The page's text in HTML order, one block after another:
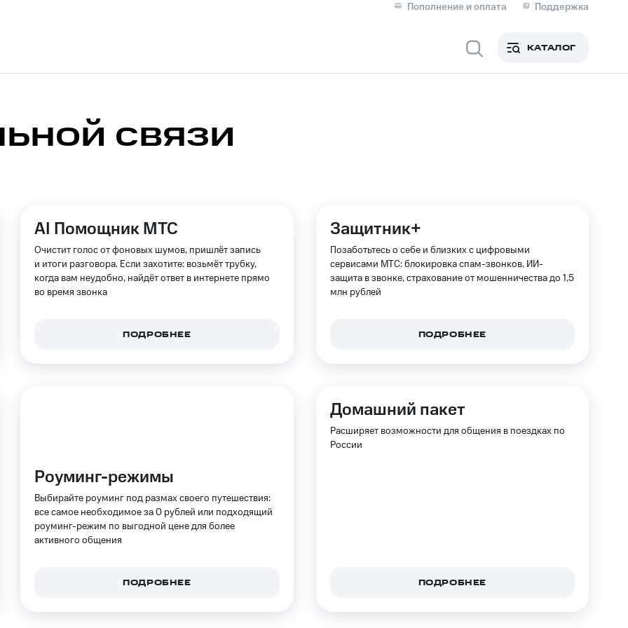
Пополнение и оплата
Поддержка
Личные кабинеты
Мобильная связь
номер Заменить SIM-карту
Сервисы и подписки
музыка и многое другое
Финансы
Настройки автоплатежа
Оплата
при оплате с карты МТС Деньги
приложение Мой МТС
музыка и многое другое
доступ к геолокации
нашем приложении
15%
КАТАЛОГ
связи
AI Помощник МТС
Очистит голос от фоновых шумов, пришлёт запись
и итоги разговора. Если захотите: возьмёт трубку,
когда вам неудобно, найдёт ответ в интернете прямо
во время звонка
ПОДРОБНЕЕ
Защитник+
Позаботьтесь о себе и близких с цифровыми
сервисами МТС: блокировка спам-звонков, ИИ-
защита в звонке, страхование от мошенничества до 1,5
млн рублей
ПОДРОБНЕЕ
Роуминг-режимы
Выбирайте роуминг под размах своего путешествия:
все самое необходимое за 0 рублей или подходящий
роуминг-режим по выгодной цене для более
активного общения
ПОДРОБНЕЕ
Домашний пакет
Расширяет возможности для общения в поездках по
России
ПОДРОБНЕЕ